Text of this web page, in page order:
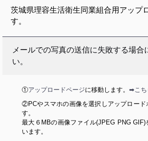
茨城県理容生活衛生同業組合用アップ
す。
メールでの写真の送信に失敗する場合
い。
①アップロードページに移動します。 ➡こち
②PCやスマホの画像を選択しアップロード
す。
最大６MBの画像ファイル(JPEG PNG GIF)
います。